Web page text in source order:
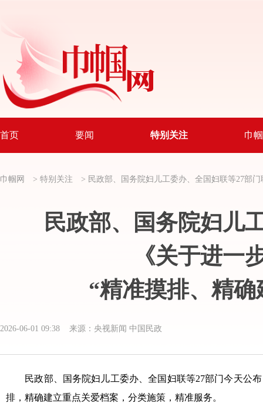
首页 要闻 特别关注 巾
巾帼网 > 特别关注 > 民政部、国务院妇儿工委办、全国妇联等27部门
民政部、国务院妇儿
《关于进一
“精准摸排、精
2026-06-01 09:38 来源：央视新闻 中国民政
民政部、国务院妇儿工委办、全国妇联等27部门今天公布
排，精确建立重点关爱档案，分类施策，精准服务。